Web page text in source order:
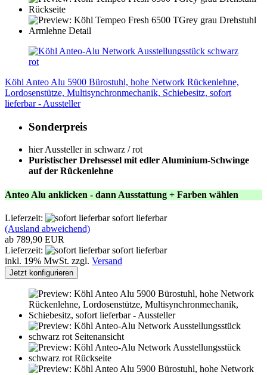
Köhl Anteo Alu 5900 Bürostuhl, hohe Network Rückenlehne,
Lordosenstütze, Multisynchronmechanik, Schiebesitz, sofort
lieferbar - Aussteller
Sonderpreis
hier Aussteller in schwarz / rot
Puristischer Drehsessel mit edler Aluminium-Schwinge
auf der Rückenlehne
Anteo Alu anklicken - dann Ausstattung + Farben wählen
Lieferzeit:
sofort lieferbar
(Ausland abweichend)
ab 789,90 EUR
Lieferzeit:
sofort lieferbar
inkl. 19% MwSt. zzgl. Versand
Jetzt konfigurieren